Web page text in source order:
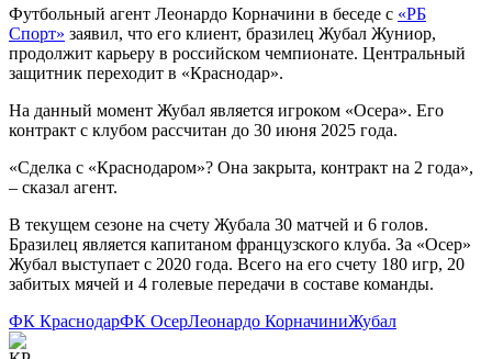
Футбольный агент Леонардо Корначини в беседе с «РБ
Спорт» заявил, что его клиент, бразилец Жубал Жуниор,
продолжит карьеру в российском чемпионате. Центральный
защитник переходит в «Краснодар».
На данный момент Жубал является игроком «Осера». Его
контракт с клубом рассчитан до 30 июня 2025 года.
«Сделка с «Краснодаром»? Она закрыта, контракт на 2 года»,
– сказал агент.
В текущем сезоне на счету Жубала 30 матчей и 6 голов.
Бразилец является капитаном французского клуба. За «Осер»
Жубал выступает с 2020 года. Всего на его счету 180 игр, 20
забитых мячей и 4 голевые передачи в составе команды.
ФК КраснодарФК ОсерЛеонардо КорначиниЖубал